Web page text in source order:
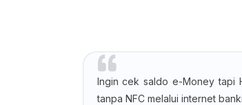
Ingin cek saldo e-Money tapi
tanpa NFC melalui internet